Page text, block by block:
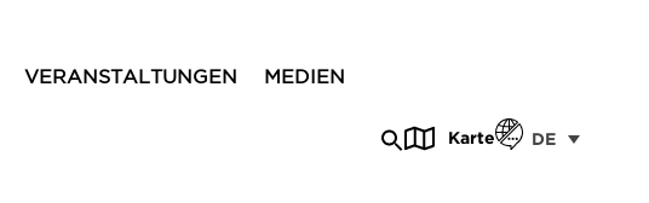
VERANSTALTUNGEN MEDIEN
Karte DE